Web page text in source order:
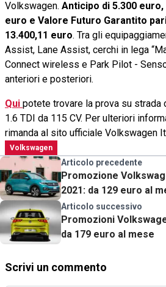
Volkswagen. Anticipo di 5.300
euro e Valore Futuro Garantito
13.400,11 euro. Tra gli
Assist, Lane Assist, cerchi in lega
Connect wireless e Park Pilot -
anteriori e posteriori.
Qui potete trovare la prova su
1.6 TDI da 115 CV. Per ulteriori
rimanda al sito ufficiale Volkswagen
Volkswagen
Articolo precedente
Promozione‌
2021:‌ ‌da‌ ‌129‌ ‌euro‌ ‌al‌
Articolo successivo
Promozioni
da 179 euro al mese
Scrivi un commento